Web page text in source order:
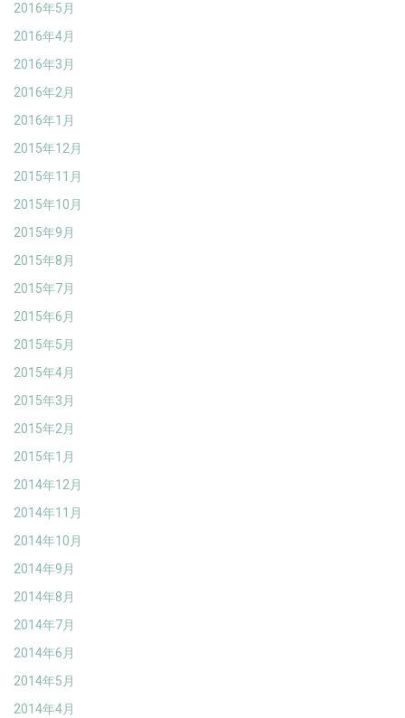
2016年5月
2016年4月
2016年3月
2016年2月
2016年1月
2015年12月
2015年11月
2015年10月
2015年9月
2015年8月
2015年7月
2015年6月
2015年5月
2015年4月
2015年3月
2015年2月
2015年1月
2014年12月
2014年11月
2014年10月
2014年9月
2014年8月
2014年7月
2014年6月
2014年5月
2014年4月